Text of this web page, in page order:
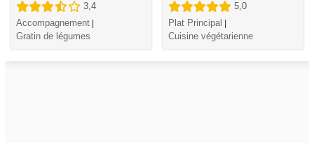
3,4
Accompagnement
Gratin de légumes
5,0
Plat Principal
Cuisine végétarienne